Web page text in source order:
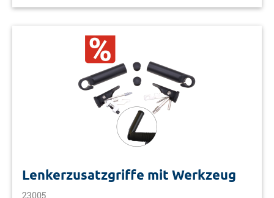
Lenkerzusatzgriffe mit Werkzeug
23005